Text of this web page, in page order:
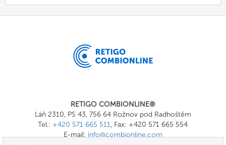
RETIGO COMBIONLINE®
Láň 2310, PS 43, 756 64 Rožnov pod Radhoštěm
Tel.: +420 571 665 511, Fax: +420 571 665 554
E-mail: info@combionline.com